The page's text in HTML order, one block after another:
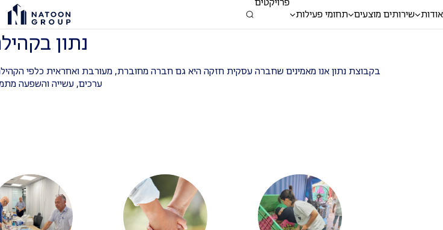
אודות שירותים מוצעים תחומי פעילות
פרויקטים
קבוצת נתון נתון בקהילה
נתון
בקבוצת נתון אנו מאמינים שחברה עסקית חזקה היא גם חברה מחוברת, מעורבת ואחראית כלפי
ערכים, עשייה והשפעה